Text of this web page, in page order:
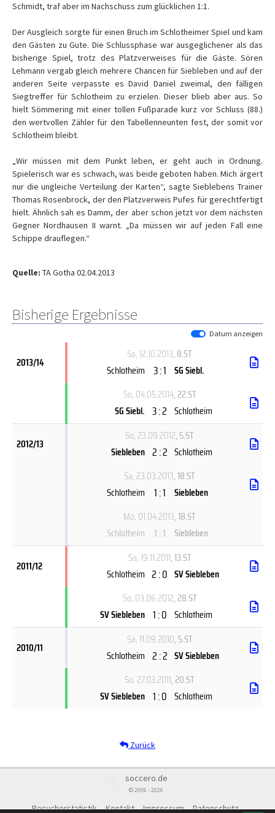
Schmidt, traf aber im Nachschuss zum glücklichen 1:1.
Der Ausgleich sorgte für einen Bruch im Schlotheimer Spiel und kam
den Gästen zu Gute. Die Schlussphase war ausgeglichener als das
bisherige Spiel, trotz des Platzverweises für die Gäste. Sören
Lehmann vergab gleich mehrere Chancen für Siebleben und auf der
anderen Seite verpasste es David Daniel zweimal, den fälligen
Siegtreffer für Schlotheim zu erzielen. Dieser blieb aber aus. So
hielt Sömmering mit einer tollen Fußparade kurz vor Schluss (88.)
den wertvollen Zähler für den Tabellenneunten fest, der somit vor
Schlotheim bleibt.
„Wir müssen mit dem Punkt leben, er geht auch in Ordnung.
Spielerisch war es schwach, was beide geboten haben. Mich ärgert
nur die ungleiche Verteilung der Karten“, sagte Sieblebens Trainer
Thomas Rosenbrock, der den Platzverweis Pufes für gerechtfertigt
hielt. Ähnlich sah es Damm, der aber schon jetzt vor dem nächsten
Gegner Nordhausen II warnt. „Da müssen wir auf jeden Fall eine
Schippe drauflegen.“
Quelle: TA Gotha 02.04.2013
Bisherige Ergebnisse
Datum anzeigen
2013/14
Sa, 12.10.2013, 8.ST
Schlotheim 3 : 1 SG Siebl.
So, 04.05.2014, 22.ST
SG Siebl. 3 : 2 Schlotheim
2012/13
So, 23.09.2012, 5.ST
Siebleben 2 : 2 Schlotheim
Sa, 23.03.2013, 18.ST
Schlotheim
1 : 1
Siebleben
Mo, 01.04.2013, 18.ST
Schlotheim
1 : 1 Siebleben
2011/12
Sa, 19.11.2011, 13.ST
Schlotheim 2 : 0 SV Siebleben
So, 03.06.2012, 28.ST
SV Siebleben 1 : 0 Schlotheim
2010/11
Sa, 11.09.2010, 5.ST
Schlotheim 2 : 2 SV Siebleben
So, 27.03.2011, 20.ST
SV Siebleben 1 : 0 Schlotheim
Zurück
soccero.de
© 2006 - 2026
Besucherstatistik Kontakt Impressum Datenschutz